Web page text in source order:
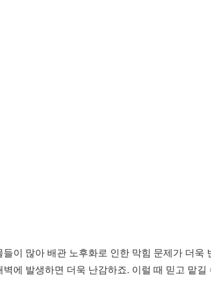
이 많아 배관 노후화로 인한 막힘 문제가 더욱
에 발생하면 더욱 난감하죠. 이럴 때 믿고 맡길